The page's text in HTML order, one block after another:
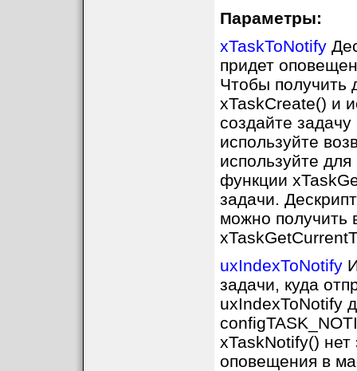
Параметры:
xTaskToNotify
придет
Чтобы получить
xTaskCreate() и
создайте
используйте
используйте
функции
задачи.
можно получить
uxIndexToNotify
задачи, куда
uxIndexToNotify
xTaskNotify() нет
оповещения в